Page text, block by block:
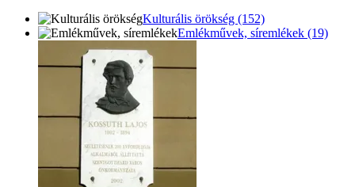
Kulturális örökség (152)
Emlékművek, síremlékek (19)